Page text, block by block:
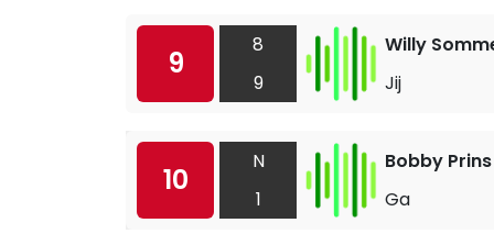
9
8
9
Willy
Jij
10
N
1
Bobby Prins
Ga